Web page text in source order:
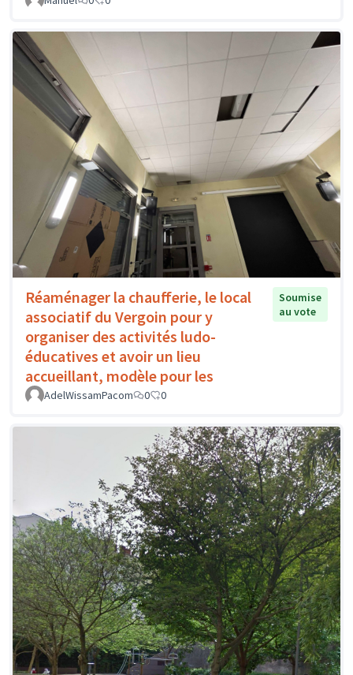
Réaménager la chaufferie, le local
associatif du Vergoin pour y
organiser des activités ludo-
éducatives et avoir un lieu
accueillant, modèle pour les
Soumise
au vote
AdelWissamPacom 0 0